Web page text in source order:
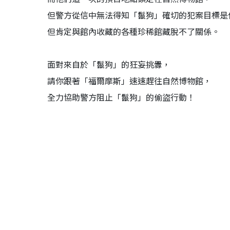
但警方從信中無法得知「鬣狗」確切的犯案目標是
但肯定與館內收藏的各種珍稀館藏脫不了關係。
面對來自於「鬣狗」的狂妄挑釁，
請你跟著「福爾摩斯」速速趕往自然博物館，
全力協助警方阻止「鬣狗」的偷盜行動！